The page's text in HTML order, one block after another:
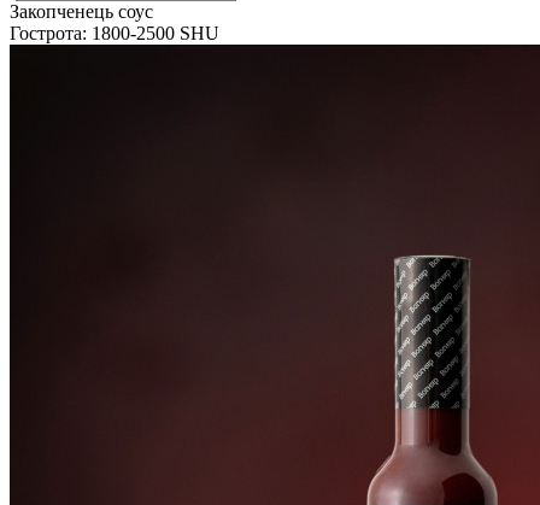
Закопченець соус
Гострота: 1800-2500 SHU